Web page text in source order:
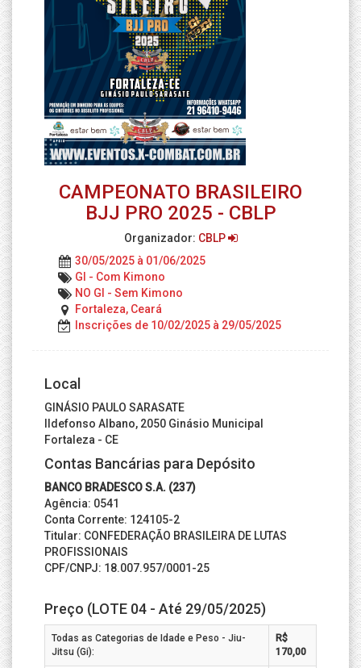
CAMPEONATO BRASILEIRO
BJJ PRO 2025 - CBLP
Organizador: CBLP
30/05/2025 à 01/06/2025
GI - Com Kimono
NO GI - Sem Kimono
Fortaleza, Ceará
Inscrições de 10/02/2025 à 29/05/2025
Local
GINÁSIO PAULO SARASATE
Ildefonso Albano, 2050 Ginásio Municipal
Fortaleza - CE
Contas Bancárias para Depósito
BANCO BRADESCO S.A. (237)
Agência: 0541
Conta Corrente: 124105-2
Titular: CONFEDERAÇÃO BRASILEIRA DE LUTAS
PROFISSIONAIS
CPF/CNPJ: 18.007.957/0001-25
Preço (LOTE 04 - Até 29/05/2025)
Todas as Categorias de Idade e Peso - Jiu-
Jitsu (Gi):
R$
170,00